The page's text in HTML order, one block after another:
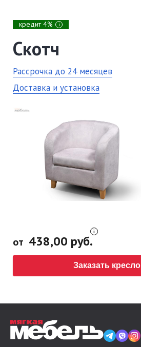
кредит 4% i
Скотч
Рассрочка до 24 месяцев
Доставка и установка
от 438,00 руб.
Заказать кресло